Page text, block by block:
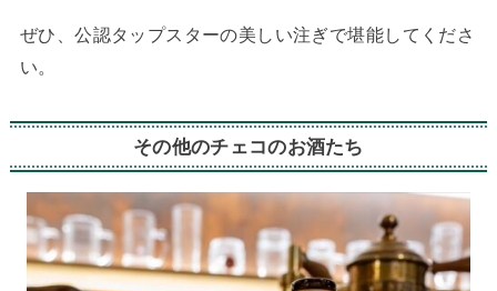
ぜひ、公認タップスターの美しい注ぎで堪能してくださ
い。
その他のチェコのお酒たち